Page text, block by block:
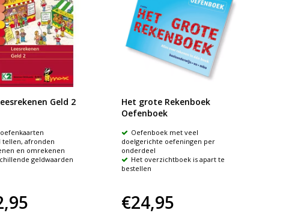
Geld 2
tellen, afronden
en omrekenen
geldwaarden
Het grote Rekenboek
Oefenboek
Oefenboek met veel
doelgerichte oefeningen per
onderdeel
Het overzichtboek is apart te
bestellen
€24,95